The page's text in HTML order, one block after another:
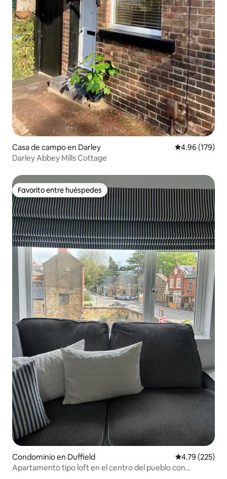
Casa de campo en Darley Calificación
4.96 (179)
Darley Abbey Mills Cottage
Favorito entre huéspedes
Favorito entre huéspedes
Condominio en Duffield Calificación
4.79 (225)
Apartamento tipo loft en el centro del pueblo con